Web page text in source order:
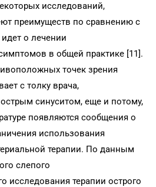
исследований,
преимуществ по сравнению с
о лечении
в общей практике [11].
точек зрения
с толку врача,
синуситом, еще и потому,
появляются сообщения о
использования
терапии. По данным
слепого
исследования терапии острого